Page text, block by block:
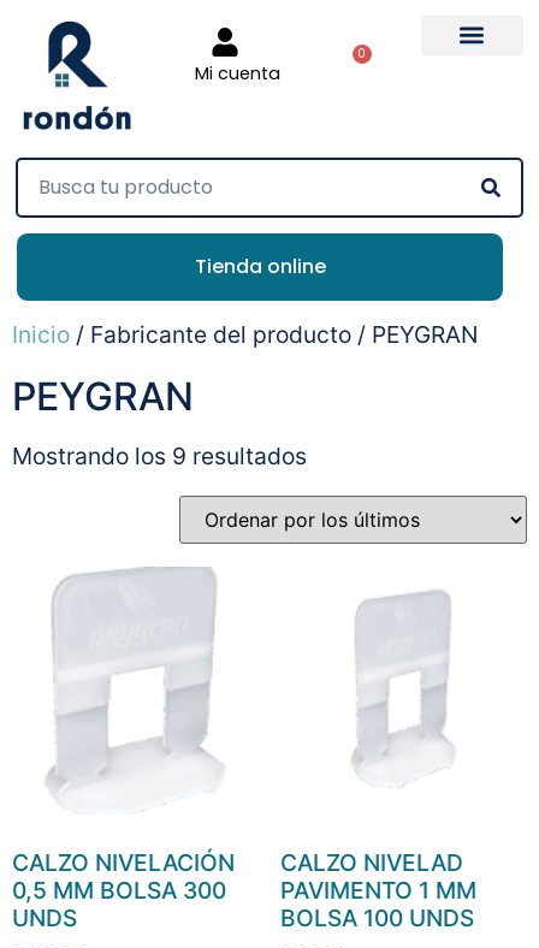
Mi cuenta
0
Tienda online
Inicio / Fabricante del producto / PEYGRAN
PEYGRAN
Mostrando los 9 resultados
CALZO NIVELACIÓN
0,5 MM BOLSA 300
UNDS
CALZO NIVELAD
PAVIMENTO 1 MM
BOLSA 100 UNDS